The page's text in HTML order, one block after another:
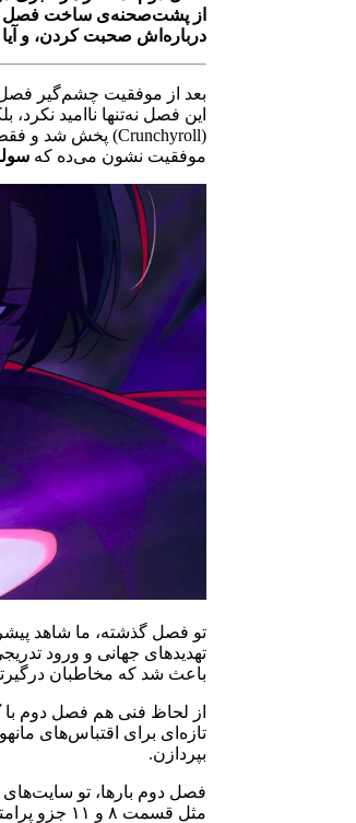
از پشت‌صحنه‌ی ساخت فصل
درباره‌اش صحبت کردن، و آیا
بعد از موفقیت چشم‌گیر
این فصل نه‌تنها ناامید نکرد، بلکه
(Crunchyroll) پخش شد و فقط در سه ماه اول، تبدیل به
موفقیت نشون می‌ده که
تو فصل گذشته، ما شاهد
تهدیدهای جهانی و ورود
باعث شد که مخاطبان
از لحاظ فنی هم فصل دوم با
تازه‌ای برای اقتباس‌های
بپردازن.
مثل قسمت ۸ و ۱۱ جزو پرامتیازترین‌ها در زمان پخش خودشون بودن.